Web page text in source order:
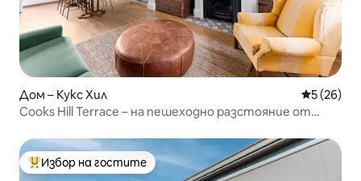
Дом – Кукс Хил Средна
5 (26)
Cooks Hill Terrace – на пешеходно разстояние от
Най-популярен избор на гостите
Избор на гостите